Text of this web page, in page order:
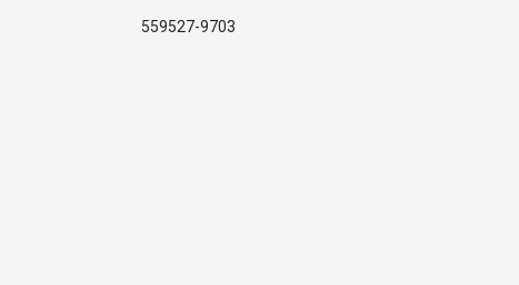
559527-9703